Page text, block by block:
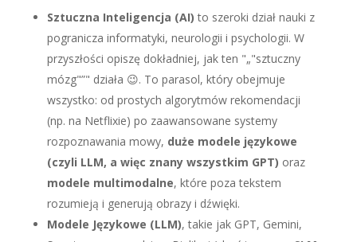
Sztuczna Inteligencja (AI) to szeroki dział nauki z
pogranicza informatyki, neurologii i psychologii. W
przyszłości opiszę dokładniej, jak ten "„"sztuczny
mózg"”" działa 😉. To parasol, który obejmuje
wszystko: od prostych algorytmów rekomendacji
(np. na Netflixie) po zaawansowane systemy
rozpoznawania mowy, duże modele językowe
(czyli LLM, a więc znany wszystkim GPT) oraz
modele multimodalne, które poza tekstem
rozumieją i generują obrazy i dźwięki.
Modele Językowe (LLM), takie jak GPT, Gemini,